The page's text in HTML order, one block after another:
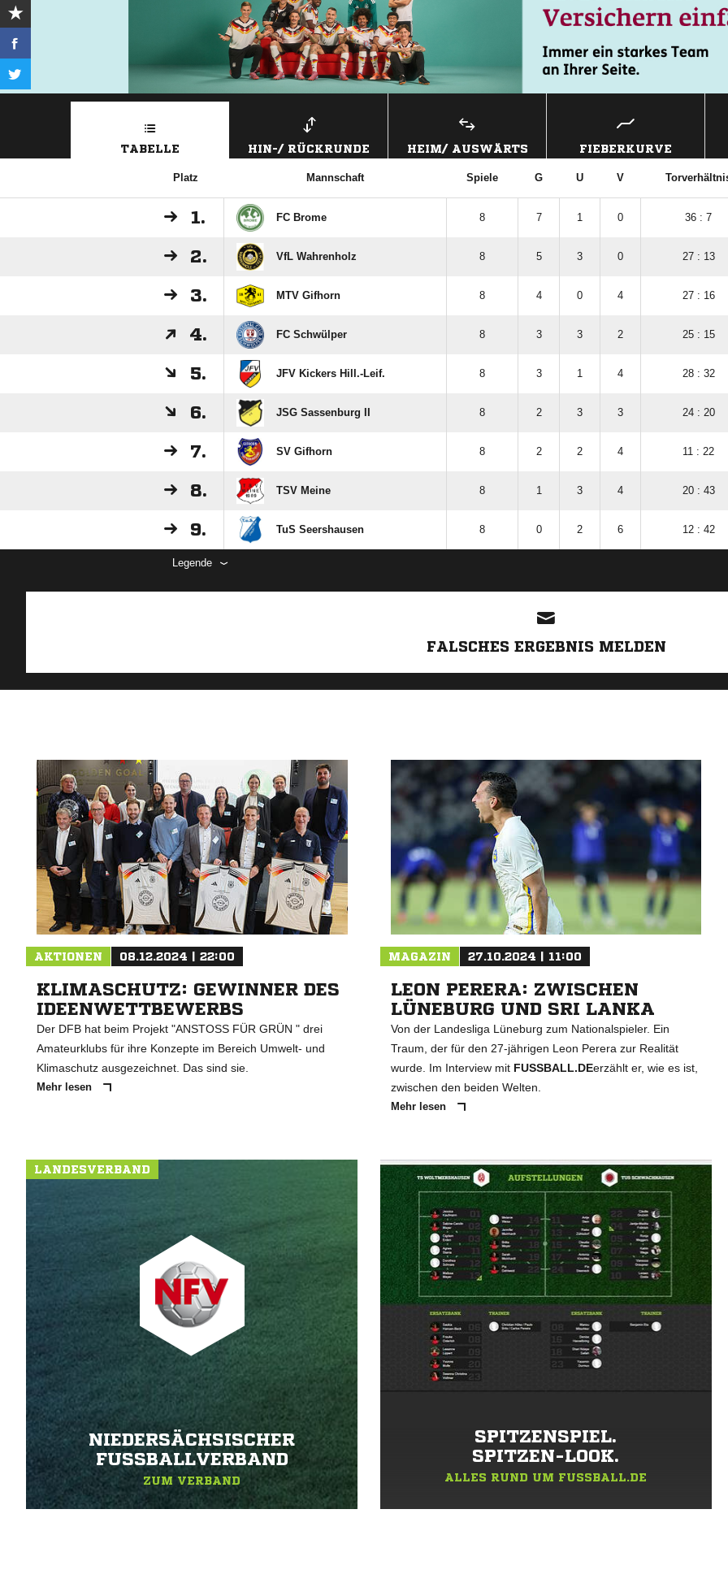
TABELLE HIN-/ RÜCKRUNDE HEIM/ AUSWÄRTS FIEBERKURVE
Platz Mannschaft Spiele G U V
1. FC Brome 8 7 1 0 36 : 7
2. VfL Wahrenholz 8 5 3 0 27 : 13
3. MTV Gifhorn 8 4 0 4 27 : 16
4. FC Schwülper 8 3 3 2 25 : 15
5. JFV Kickers Hill.-Leif. 8 3 1 4 28 : 32
6. JSG Sassenburg II 8 2 3 3 24 : 20
7. SV Gifhorn 8 2 2 4 11 : 22
8. TSV Meine 8 1 3 4 20 : 43
9. TuS Seershausen 8 0 2 6 12 : 42
Legende
FALSCHES ERGEBNIS MELDEN
AKTIONEN 08.12.2024 | 22:00
KLIMASCHUTZ: GEWINNER DES
IDEENWETTBEWERBS
Der DFB hat beim Projekt "ANSTOSS FÜR GRÜN " drei
Amateurklubs für ihre Konzepte im Bereich Umwelt- und
Klimaschutz ausgezeichnet. Das sind sie.
Mehr lesen
MAGAZIN 27.10.2024 | 11:00
LEON PERERA: ZWISCHEN
LÜNEBURG UND SRI LANKA
Von der Landesliga Lüneburg zum Nationalspieler. Ein
Traum, der für den 27-jährigen Leon Perera zur Realität
wurde. Im Interview mit FUSSBALL.DEerzählt er, wie es ist,
zwischen den beiden Welten.
Mehr lesen
LANDESVERBAND
NIEDERSÄCHSISCHER
FUSSBALLVERBAND
ZUM VERBAND
SPITZENSPIEL.
SPITZEN-LOOK.
ALLES RUND UM FUSSBALL.DE